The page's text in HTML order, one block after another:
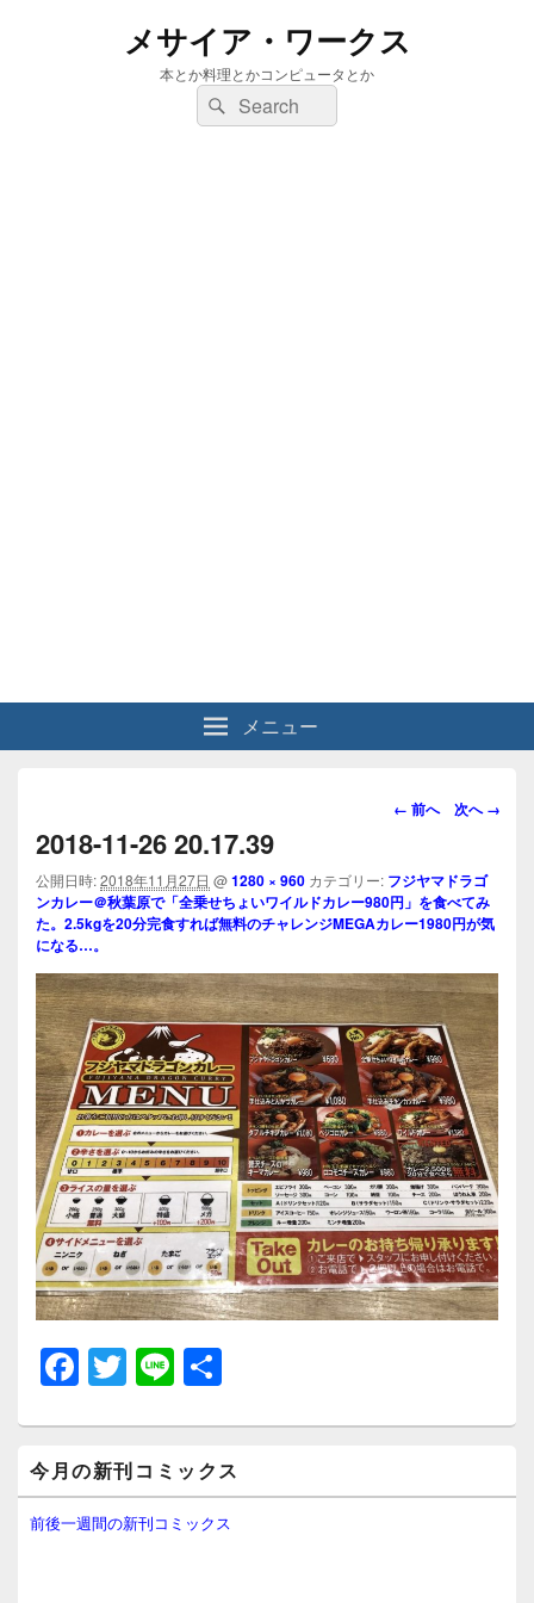
メサイア・ワークス
本とか料理とかコンピュータとか
検
索:
検
索
メニュー
画
ビ
ゲ
ー
ョ
ン
← 前へ 次へ →
2018-11-26 20.17.39
公開日時:2018年11月27日 @1280 × 960 カテゴリー: フジヤマドラゴ
ンカレー＠秋葉原で「全乗せちょいワイルドカレー980円」を食べてみ
た。2.5kgを20分完食すれば無料のチャレンジMEGAカレー1980円が気
になる…。
F
a
c
e
b
T
wi
tt
er
Li
n
e
イ
ン
サ
今月の新刊コミックス
前後一週間の新刊コミックス